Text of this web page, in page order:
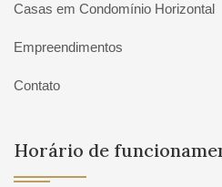
Casas em Condomínio Horizontal
Empreendimentos
Contato
Horário de